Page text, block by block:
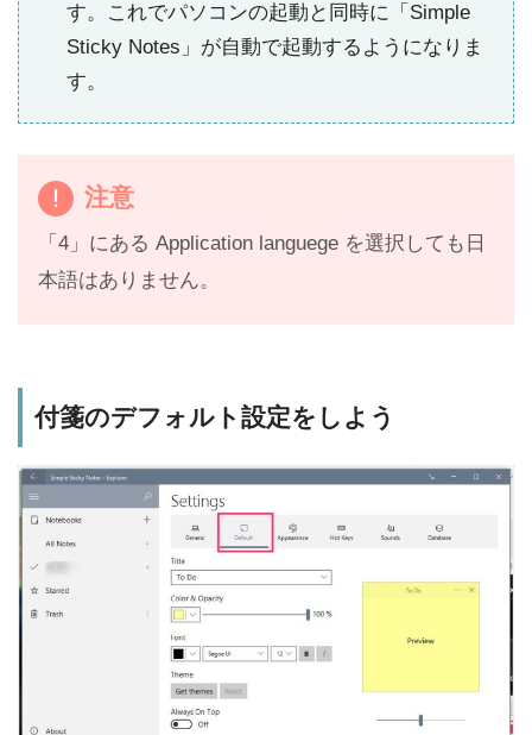
す。これでパソコンの起動と同時に「Simple
Sticky Notes」が自動で起動するようになりま
す。
注意
「4」にある Application languege を選択しても日
本語はありません。
付箋のデフォルト設定をしよう